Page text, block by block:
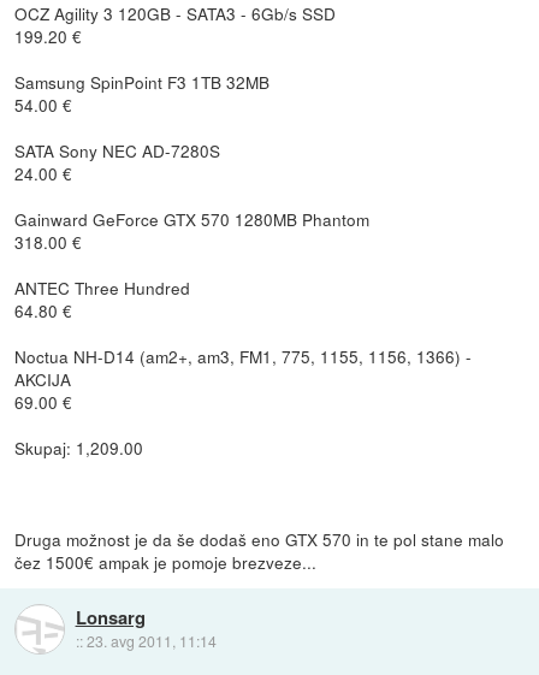
OCZ Agility 3 120GB - SATA3 - 6Gb/s SSD
199.20 €
Samsung SpinPoint F3 1TB 32MB
54.00 €
SATA Sony NEC AD-7280S
24.00 €
Gainward GeForce GTX 570 1280MB Phantom
318.00 €
ANTEC Three Hundred
64.80 €
Noctua NH-D14 (am2+, am3, FM1, 775, 1155, 1156, 1366) -
AKCIJA
69.00 €
Skupaj: 1,209.00
Druga možnost je da še dodaš eno GTX 570 in te pol stane malo
čez 1500€ ampak je pomoje brezveze...
Lonsarg
::23. avg 2011, 11:14